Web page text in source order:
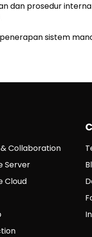
dan prosedur
sistem
Collaboration
Server
Cloud